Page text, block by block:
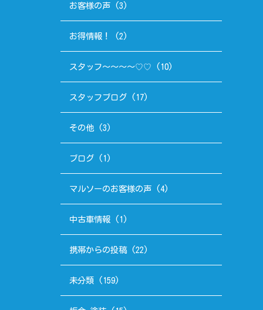
お客様の声(3)
お得情報！ (2)
スタッフ～～～～♡♡ (10)
スタッフブログ(17)
その他(3)
ブログ(1)
マルソーのお客様の声(4)
中古車情報(1)
携帯からの投稿(22)
未分類 (159)